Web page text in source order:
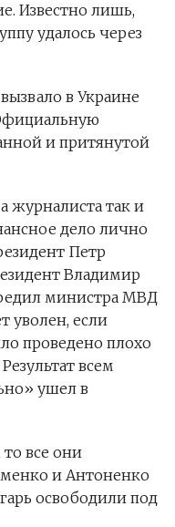
Известно лишь,
удалось через
в Украине
и притянутой
журналиста так и
дело лично
Петр
Владимир
министра МВД
уволен, если
проведено плохо
всем
ушел в
то все они
и Антоненко
освободили под